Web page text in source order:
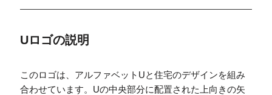
Uロゴの説明
このロゴは、アルファベットUと住宅のデザインを組み
合わせています。Uの中央部分に配置された上向きの矢